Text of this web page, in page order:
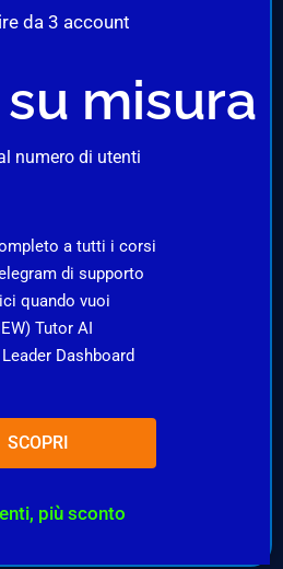
da 3 account
misura
numero di utenti
a tutti i corsi
di supporto
quando vuoi
Tutor AI
Dashboard
SCOPRI
più sconto